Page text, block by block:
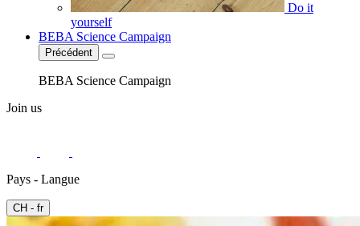
Do it
yourself
BEBA Science Campaign
Précédent
BEBA Science Campaign
Join us
Pays - Langue
CH - fr